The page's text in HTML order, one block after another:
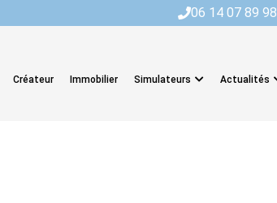
06 14 07 89 98
Créateur Immobilier Simulateurs Actualités